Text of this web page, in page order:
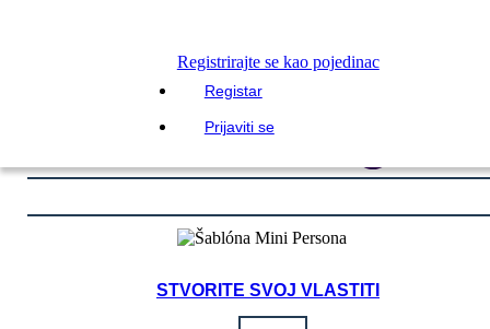
Registrirajte se kao pojedinac
Registar
Prijaviti se
STVORITE SVOJ VLASTITI